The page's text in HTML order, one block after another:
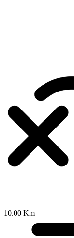
10.00 Km